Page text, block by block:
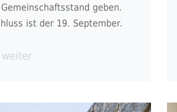
geben.
ist der 19. September.
weiter